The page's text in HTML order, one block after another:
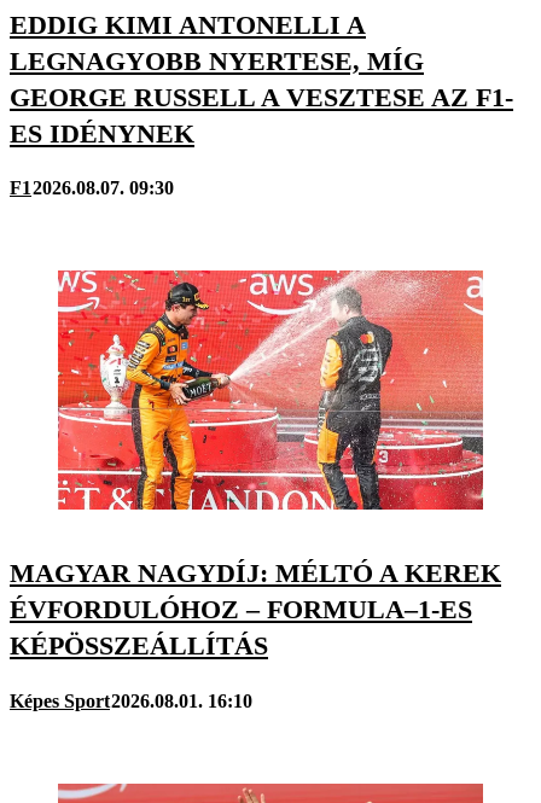
EDDIG KIMI ANTONELLI A
LEGNAGYOBB NYERTESE, MÍG
GEORGE RUSSELL A VESZTESE AZ F1-
ES IDÉNYNEK
F12026.08.07. 09:30
MAGYAR NAGYDÍJ: MÉLTÓ A KEREK
ÉVFORDULÓHOZ – FORMULA–1-ES
KÉPÖSSZEÁLLÍTÁS
Képes Sport2026.08.01. 16:10